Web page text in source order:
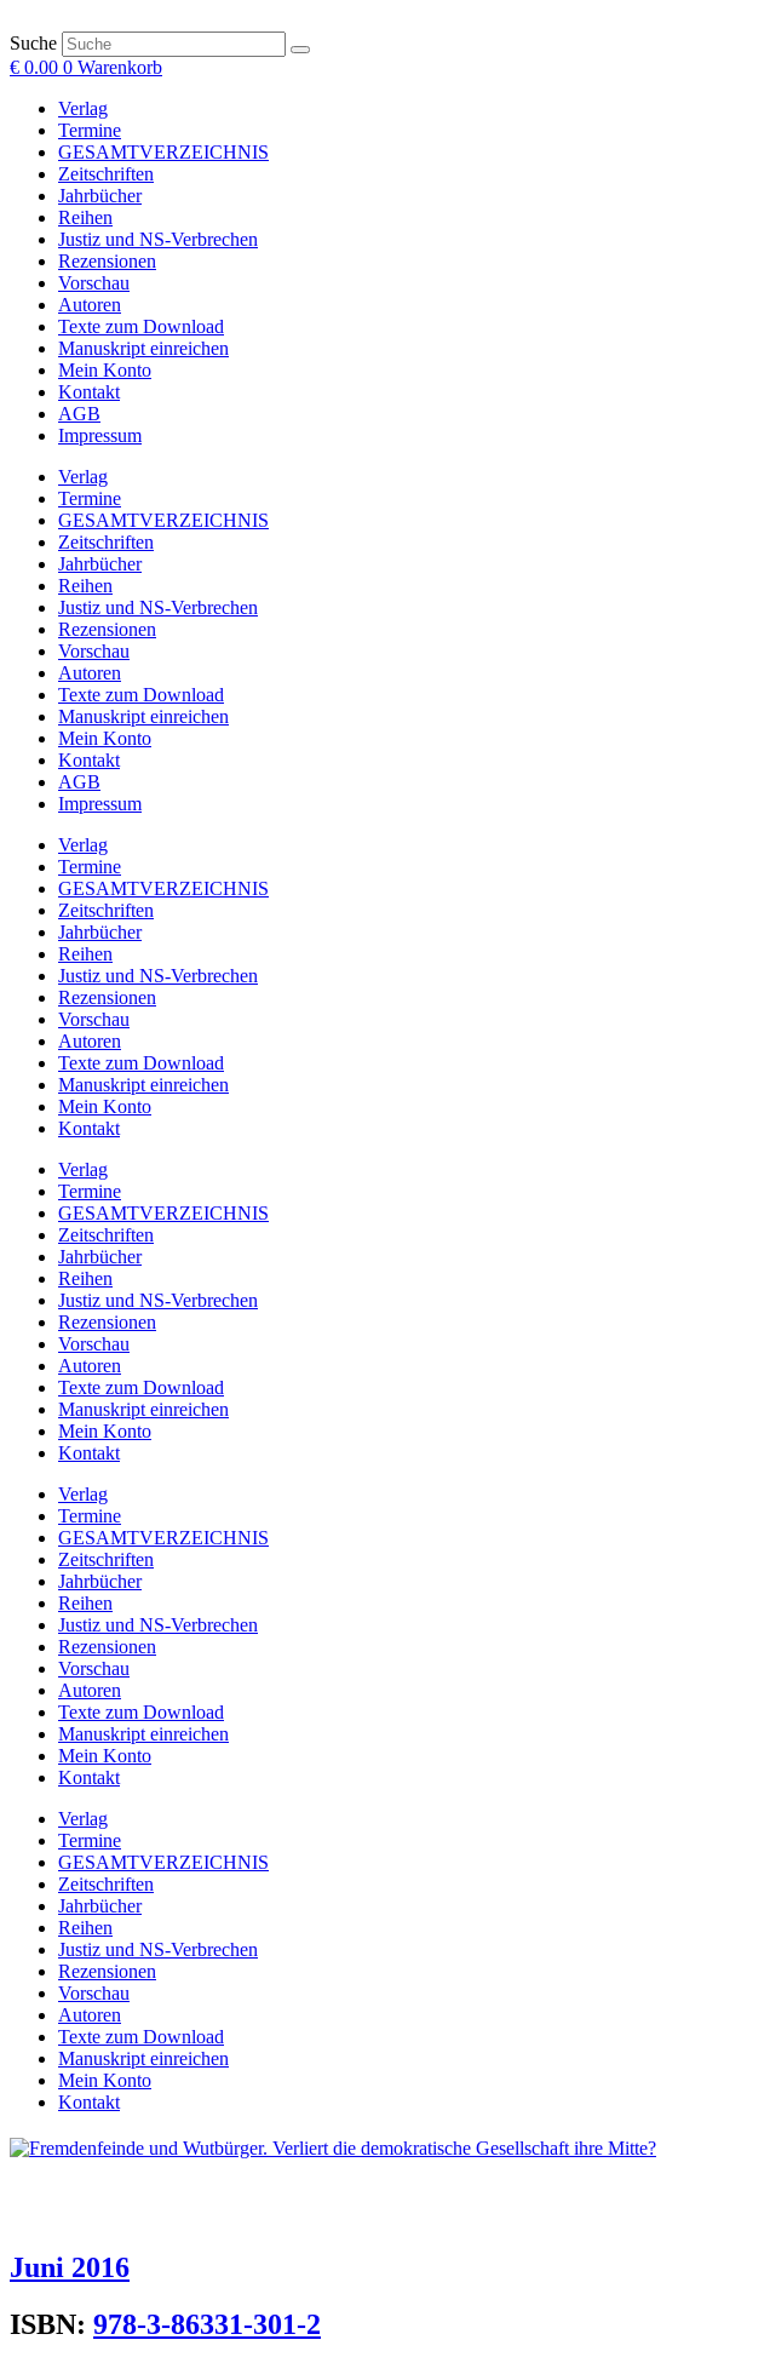
Suche
€ 0.00 0 Warenkorb
Verlag
Termine
GESAMTVERZEICHNIS
Zeitschriften
Jahrbücher
Reihen
Justiz und NS-Verbrechen
Rezensionen
Vorschau
Autoren
Texte zum Download
Manuskript einreichen
Mein Konto
Kontakt
AGB
Impressum
Verlag
Termine
GESAMTVERZEICHNIS
Zeitschriften
Jahrbücher
Reihen
Justiz und NS-Verbrechen
Rezensionen
Vorschau
Autoren
Texte zum Download
Manuskript einreichen
Mein Konto
Kontakt
AGB
Impressum
Verlag
Termine
GESAMTVERZEICHNIS
Zeitschriften
Jahrbücher
Reihen
Justiz und NS-Verbrechen
Rezensionen
Vorschau
Autoren
Texte zum Download
Manuskript einreichen
Mein Konto
Kontakt
Verlag
Termine
GESAMTVERZEICHNIS
Zeitschriften
Jahrbücher
Reihen
Justiz und NS-Verbrechen
Rezensionen
Vorschau
Autoren
Texte zum Download
Manuskript einreichen
Mein Konto
Kontakt
Verlag
Termine
GESAMTVERZEICHNIS
Zeitschriften
Jahrbücher
Reihen
Justiz und NS-Verbrechen
Rezensionen
Vorschau
Autoren
Texte zum Download
Manuskript einreichen
Mein Konto
Kontakt
Verlag
Termine
GESAMTVERZEICHNIS
Zeitschriften
Jahrbücher
Reihen
Justiz und NS-Verbrechen
Rezensionen
Vorschau
Autoren
Texte zum Download
Manuskript einreichen
Mein Konto
Kontakt
Juni 2016
ISBN: 978-3-86331-301-2